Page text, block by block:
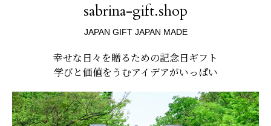
sabrina-gift.shop
JAPAN GIFT JAPAN MADE
幸せな日々を贈るための記念日ギフト
学びと価値をうむアイデアがいっぱい